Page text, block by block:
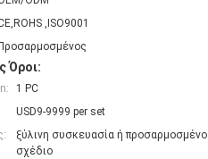
,ISO9001
Προσαρμοσμένος
Όροι:
1 PC
USD9-9999 per set
ξύλινη συσκευασία ή προσαρμοσμένο
σχέδιο